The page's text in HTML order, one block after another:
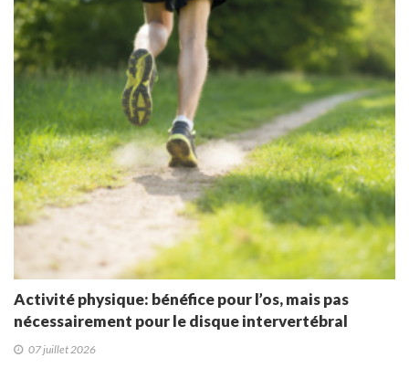
Activité physique: bénéfice pour l’os, mais pas
nécessairement pour le disque intervertébral
07 juillet 2026